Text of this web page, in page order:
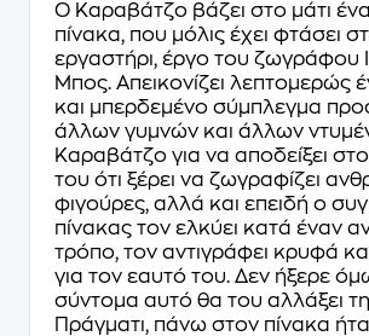
Ο Καραβάτζο βάζει στο μάτι
πίνακα, που μόλις έχει φτάσει
εργαστήρι, έργο του ζωγράφου
Μπος. Απεικονίζει λεπτομερώς
και μπερδεμένο σύμπλεγμα
άλλων γυμνών και άλλων
Καραβάτζο για να αποδείξει
του ότι ξέρει να ζωγραφίζει
φιγούρες, αλλά και επειδή ο
πίνακας τον ελκύει κατά έναν
τρόπο, τον αντιγράφει κρυφά
για τον εαυτό του. Δεν ήξερε
σύντομα αυτό θα του αλλάξει
Πράγματι, πάνω στον πίνακα